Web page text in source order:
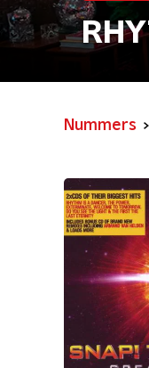
Nummers